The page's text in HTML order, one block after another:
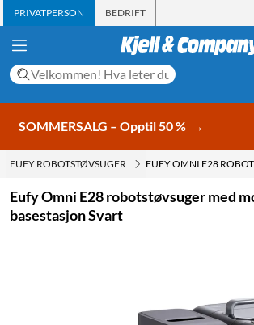
PRIVATPERSON BEDRIFT
SOMMERSALG – Opptil 50 % →
EUFY ROBOTSTØVSUGER
Eufy Omni E28 robotstøvsuger med
basestasjon Svart